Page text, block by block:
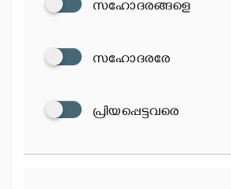
സഹോദരങ്ങളെ
സഹോദരരേ
പ്രിയപ്പെട്ടവരെ